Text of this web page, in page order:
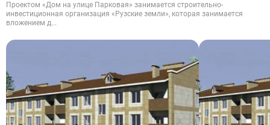
Проектом «Дом на улице Парковая» занимается строительно-
инвестиционная организация «Рузские земли», которая занимается
вложением д...